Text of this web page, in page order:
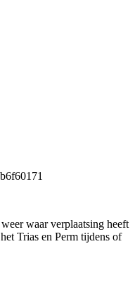
waar verplaatsing heeft
Trias en Perm tijdens of